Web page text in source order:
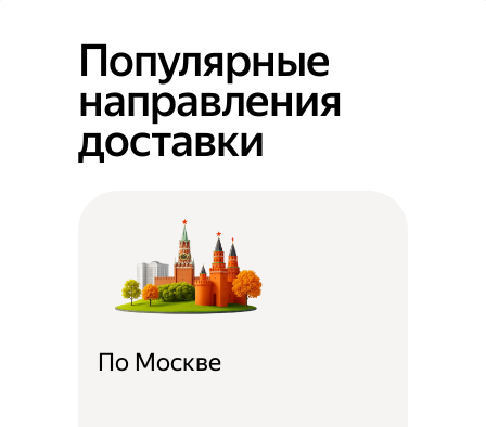
Популярные
направления
доставки
По Москве